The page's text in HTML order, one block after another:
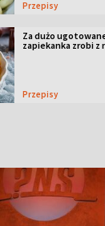
Przepisy
Za dużo
zapiekanka zrobi z
Przepisy